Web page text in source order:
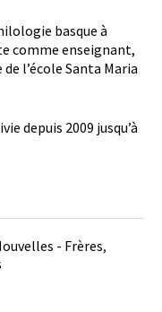
basque à
comme enseignant,
l’école Santa Maria
depuis 2009 jusqu’à
- Frères,